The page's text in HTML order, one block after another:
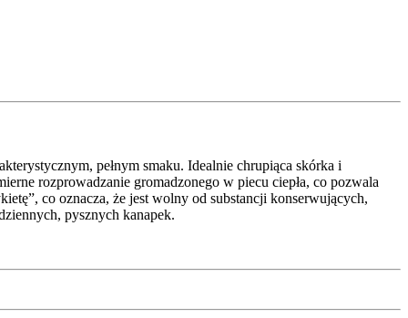
pełnym smaku. Idealnie chrupiąca skórka i
rozprowadzanie gromadzonego w piecu ciepła, co pozwala
co oznacza, że jest wolny od substancji konserwujących,
pysznych kanapek.